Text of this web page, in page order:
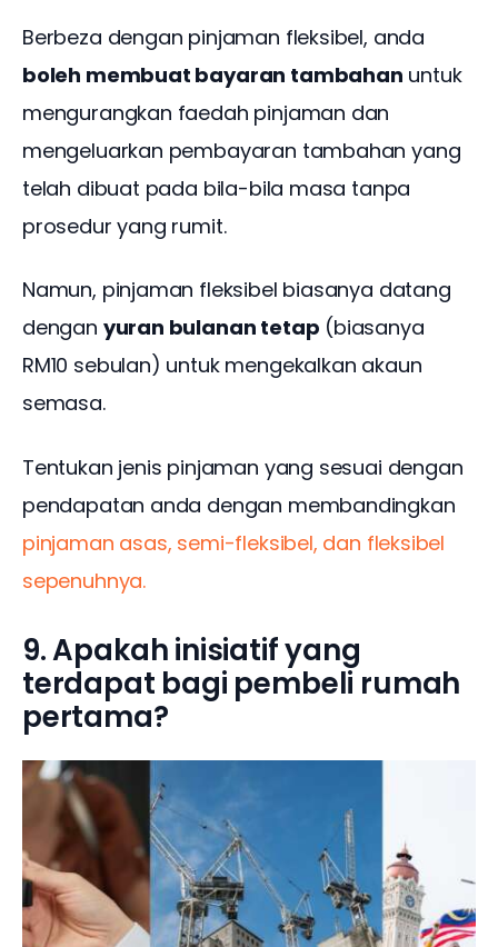
Berbeza dengan pinjaman fleksibel, anda
boleh membuat bayaran tambahan untuk
mengurangkan faedah pinjaman dan
mengeluarkan pembayaran tambahan yang
telah dibuat pada bila-bila masa tanpa
prosedur yang rumit.
Namun, pinjaman fleksibel biasanya datang
dengan yuran bulanan tetap (biasanya
RM10 sebulan) untuk mengekalkan akaun
semasa.
Tentukan jenis pinjaman yang sesuai dengan
pendapatan anda dengan membandingkan
pinjaman asas, semi-fleksibel, dan fleksibel
sepenuhnya.
9. Apakah inisiatif yang
terdapat bagi pembeli rumah
pertama?